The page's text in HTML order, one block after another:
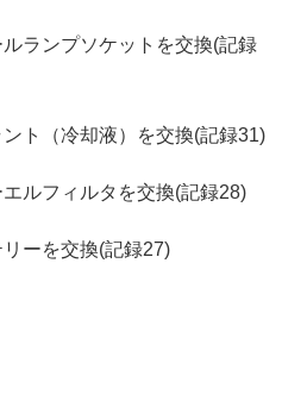
ランプソケットを交換(記録
ト（冷却液）を交換(記録31)
ルフィルタを交換(記録28)
ーを交換(記録27)